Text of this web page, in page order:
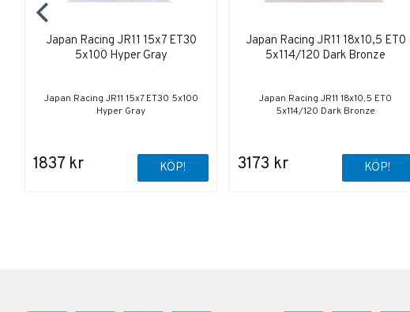
Japan Racing JR11 15x7 ET30
5x100 Hyper Gray
Japan Racing JR11 15x7 ET30 5x100
Hyper Gray
1837 kr KÖP!
Japan Racing JR11 18x10,5 ET0
5x114/120 Dark Bronze
Japan Racing JR11 18x10,5 ET0
5x114/120 Dark Bronze
3173 kr KÖP!